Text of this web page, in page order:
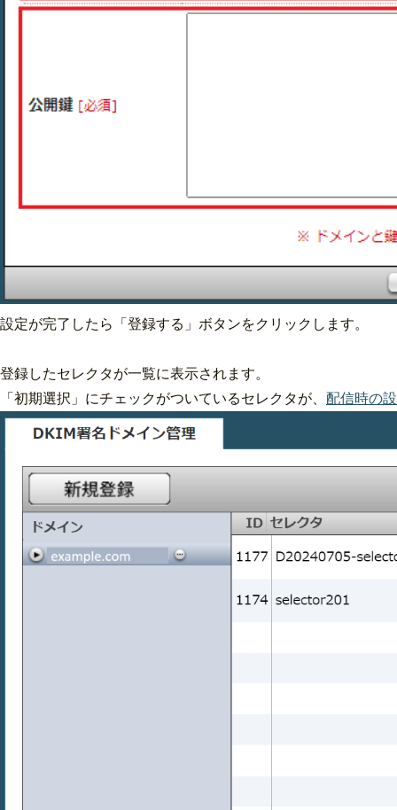
設定が完了したら「登録する」ボタンをクリックします。
登録したセレクタが一覧に表示されます。
「初期選択」にチェックがついているセレクタが、 配信時の